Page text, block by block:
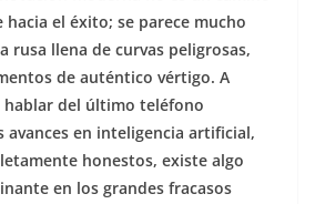
hacia el éxito; se parece mucho
rusa llena de curvas peligrosas,
de auténtico vértigo. A
del último teléfono
avances en inteligencia artificial,
honestos, existe algo
en los grandes fracasos